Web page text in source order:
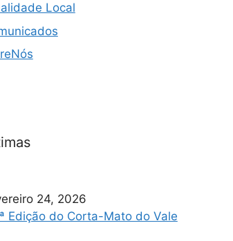
Local
24, 2026
Edição do Corta-Mato do Vale